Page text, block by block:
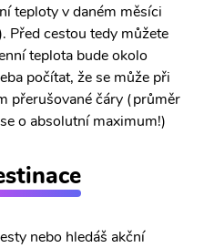
teploty v daném měsíci
Před cestou tedy můžete
teplota bude okolo
počítat, že se může při
přerušované čáry (průměr
o absolutní maximum!)
nebo hledáš akční